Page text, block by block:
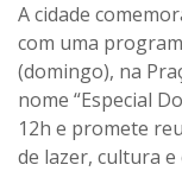
A cidade
com uma
(domingo), na
nome “Especial
12h e promete
de lazer, cultura